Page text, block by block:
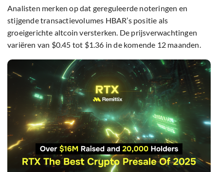
Analisten merken op dat gereguleerde noteringen en
stijgende transactievolumes HBAR’s positie als
groeigerichte altcoin versterken. De prijsverwachtingen
variëren van $0.45 tot $1.36 in de komende 12 maanden.